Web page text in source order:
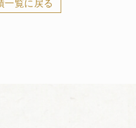
一覧に戻る